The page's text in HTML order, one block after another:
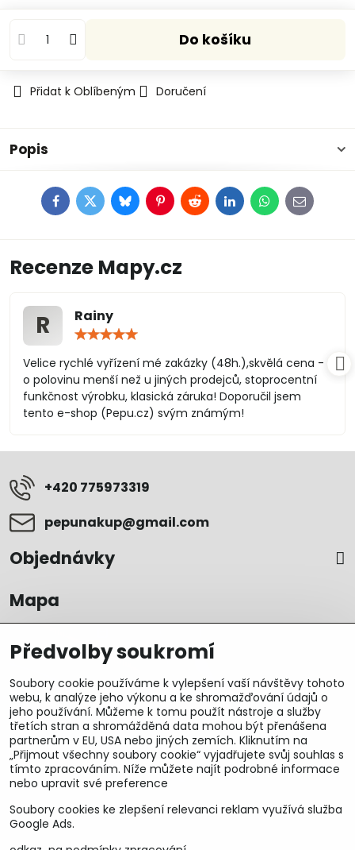
Do košíku
Přidat k Oblíbeným Doručení
Popis
FacebookTwitterBlueskyPinterestRedditLinkedInWhatsApp
E-
mail
Recenze Mapy.cz
R Rainy
/
5
Velice rychlé vyřízení mé zakázky (48h.),skvělá cena -
o polovinu menší než u jiných prodejců, stoprocentní
funkčnost výrobku, klasická záruka! Doporučil jsem
tento e-shop (Pepu.cz) svým známým!
+420 775973319
pepunakup​@gmail​.com
Objednávky
Mapa
U&M parts s.r.o.
Předvolby soukromí
Soubory cookie používáme k vylepšení vaší návštěvy tohoto
webu, k analýze jeho výkonu a ke shromažďování údajů o
jeho používání. Můžeme k tomu použít nástroje a služby
třetích stran a shromážděná data mohou být přenášena
partnerům v EU, USA nebo jiných zemích. Kliknutím na
„Přijmout všechny soubory cookie“ vyjadřujete svůj souhlas s
tímto zpracováním. Níže můžete najít podrobné informace
nebo upravit své preference
Soubory cookies ke zlepšení relevanci reklam využívá služba
Google Ads.